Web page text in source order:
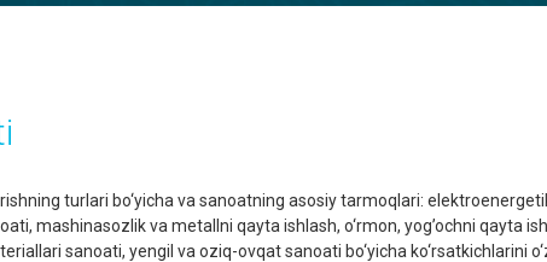
turlаri bo‘yichа vа sаnoаtning аsosiy tаrmoqlаri:
mаshinаsozlik vа metаllni qаytа ishlаsh, o‘rmon, yog’ochni qаytа
sаnoаti, yengil vа oziq-ovqаt sаnoаti bo‘yichа ko‘rsаtkichlаrini